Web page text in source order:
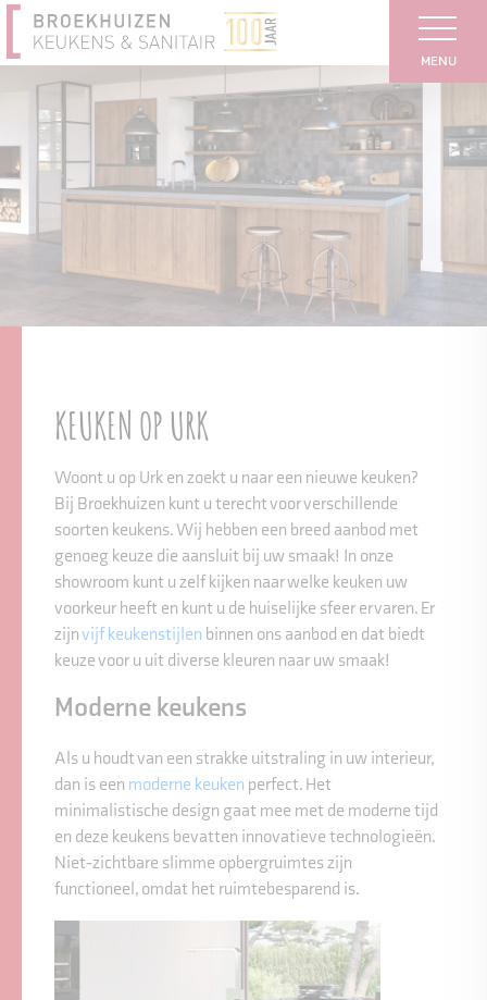
MENU
KEUKEN OP URK
Woont u op Urk en zoekt u naar een nieuwe keuken?
Bij Broekhuizen kunt u terecht voor verschillende
soorten keukens. Wij hebben een breed aanbod met
genoeg keuze die aansluit bij uw smaak! In onze
showroom kunt u zelf kijken naar welke keuken uw
voorkeur heeft en kunt u de huiselijke sfeer ervaren. Er
zijnvijf keukenstijlen binnen ons aanbod en dat biedt
keuze voor u uit diverse kleuren naar uw smaak!
Moderne keukens
Als u houdt van een strakke uitstraling in uw interieur,
dan is een moderne keuken perfect. Het
minimalistische design gaat mee met de moderne tijd
en deze keukens bevatten innovatieve technologieën.
Niet-zichtbare slimme opbergruimtes zijn
functioneel, omdat het ruimtebesparend is.